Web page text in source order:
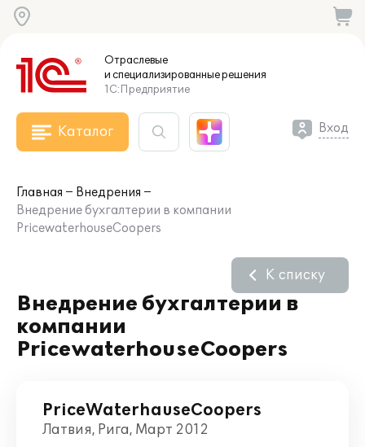
Отраслевые
и специализированныерешения
1С:Предприятие
Каталог Вход
Главная
Внедрения
Внедрение бухгалтерии в компании
PricewaterhouseCoopers
Внедрение бухгалтерии в
компании
PricewaterhouseCoopers
К списку
PriceWaterhauseCoopers
Латвия, Рига, Март 2012